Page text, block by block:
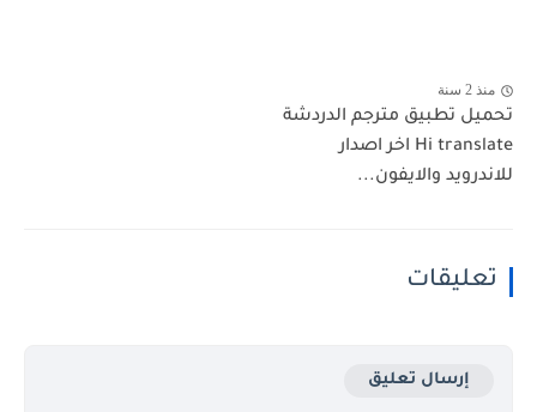
منذ 2 سنة
تحميل تطبيق مترجم الدردشة
Hi translate اخر اصدار
للاندرويد والايفون...
تعليقات
إرسال تعليق